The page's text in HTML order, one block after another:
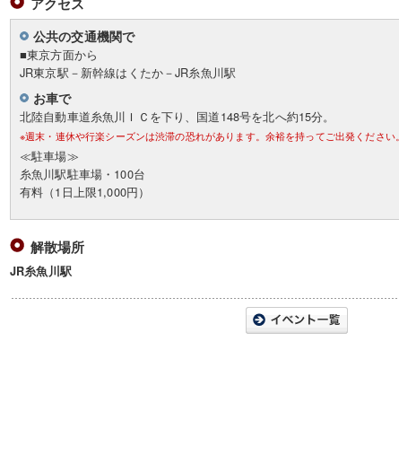
アクセス
公共の交通機関で
■東京方面から
JR東京駅－新幹線はくたか－JR糸魚川駅
お車で
北陸自動車道糸魚川ＩＣを下り、国道148号を北へ約15分。
※週末・連休や行楽シーズンは渋滞の恐れがあります。余裕を持ってご出発ください
≪駐車場≫
糸魚川駅駐車場・100台
有料（1日上限1,000円）
解散場所
JR糸魚川駅